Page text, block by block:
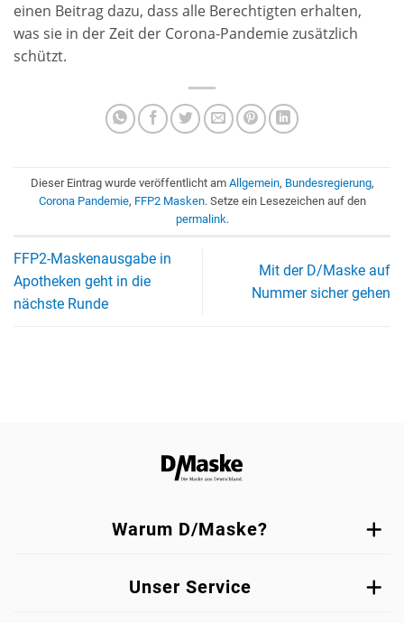
einen Beitrag dazu, dass alle Berechtigten erhalten,
was sie in der Zeit der Corona-Pandemie zusätzlich
schützt.
Dieser Eintrag wurde veröffentlicht am Allgemein, Bundesregierung,
Corona Pandemie, FFP2 Masken. Setze ein Lesezeichen auf den
permalink.
FFP2-Maskenausgabe in
Apotheken geht in die
nächste Runde
Mit der D/Maske auf
Nummer sicher gehen
Warum D/Maske?
Unser Service